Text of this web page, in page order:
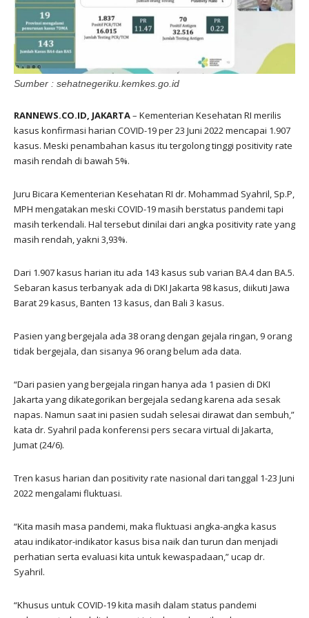
Sumber : sehatnegeriku.kemkes.go.id
RANNEWS.CO.ID, JAKARTA– Kementerian Kesehatan RI merilis
kasus konfirmasi harian COVID-19 per 23 Juni 2022 mencapai 1.907
kasus. Meski penambahan kasus itu tergolong tinggi positivity rate
masih rendah di bawah 5%.
Juru Bicara Kementerian Kesehatan RI dr. Mohammad Syahril, Sp.P,
MPH mengatakan meski COVID-19 masih berstatus pandemi tapi
masih terkendali. Hal tersebut dinilai dari angka positivity rate yang
masih rendah, yakni 3,93%.
Dari 1.907 kasus harian itu ada 143 kasus sub varian BA.4 dan BA.5.
Sebaran kasus terbanyak ada di DKI Jakarta 98 kasus, diikuti Jawa
Barat 29 kasus, Banten 13 kasus, dan Bali 3 kasus.
Pasien yang bergejala ada 38 orang dengan gejala ringan, 9 orang
tidak bergejala, dan sisanya 96 orang belum ada data.
“Dari pasien yang bergejala ringan hanya ada 1 pasien di DKI
Jakarta yang dikategorikan bergejala sedang karena ada sesak
napas. Namun saat ini pasien sudah selesai dirawat dan sembuh,”
kata dr. Syahril pada konferensi pers secara virtual di Jakarta,
Jumat (24/6).
Tren kasus harian dan positivity rate nasional dari tanggal 1-23 Juni
2022 mengalami fluktuasi.
“Kita masih masa pandemi, maka fluktuasi angka-angka kasus
atau indikator-indikator kasus bisa naik dan turun dan menjadi
perhatian serta evaluasi kita untuk kewaspadaan,” ucap dr.
Syahril.
“Khusus untuk COVID-19 kita masih dalam status pandemi